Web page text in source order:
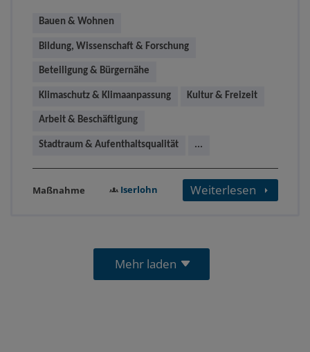
Bauen & Wohnen
Bildung, Wissenschaft & Forschung
Beteiligung & Bürgernähe
Klimaschutz & Klimaanpassung Kultur & Freizeit
Arbeit & Beschäftigung
Stadtraum & Aufenthaltsqualität ...
Maßnahme Iserlohn Weiterlesen
Mehr laden